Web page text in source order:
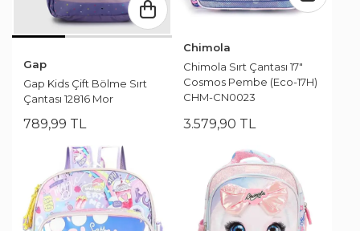
Gap
Gap Kids Çift Bölme Sırt
Çantası 12816 Mor
789,99 TL
Chimola
Chimola Sırt Çantası 17"
Cosmos Pembe (Eco-17H)
CHM-CN0023
3.579,90 TL